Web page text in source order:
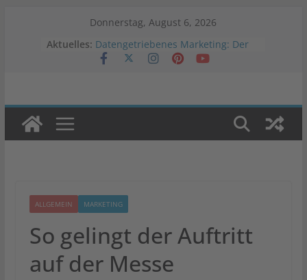
Donnerstag, August 6, 2026
Aktuelles: Datengetriebenes Marketing: Der
Schlüssel zum Erfolg
Veränderung der Werbestrategien
Was ist Programmatic Advertising?
ALLGEMEIN MARKETING
So gelingt der Auftritt
auf der Messe